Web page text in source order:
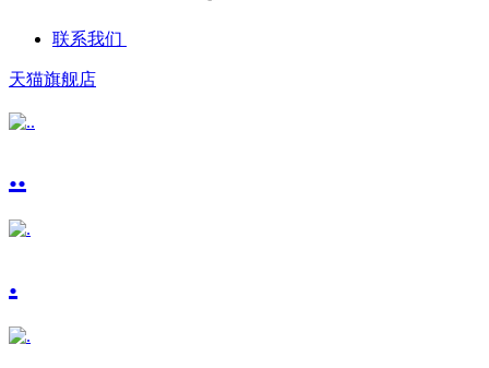
联系我们
天猫旗舰店
..
.